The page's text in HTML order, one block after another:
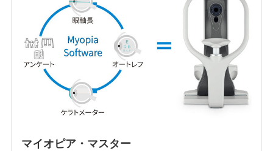
マイオピア・マスター